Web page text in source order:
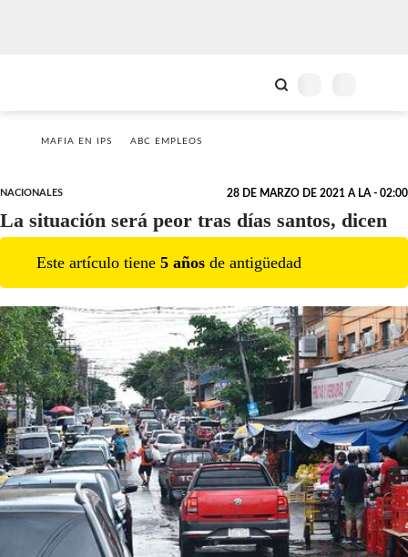
MAFIA EN IPS ABC EMPLEOS
NACIONALES 28 DE MARZO DE 2021 A LA - 02:00
La situación será peor tras días santos, dicen
Este artículo tiene 5 años de antigüedad